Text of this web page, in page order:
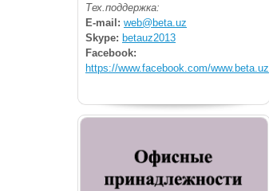
Тех.поддержка:
E-mail: web@beta.uz
Skype: betauz2013
Facebook:
https://www.facebook.com/www.beta.uz